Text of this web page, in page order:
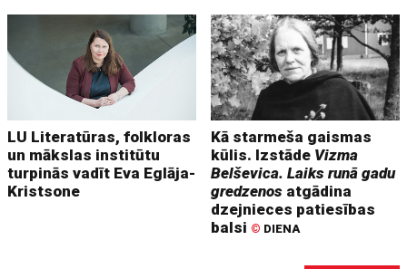
LU Literatūras, folkloras
un mākslas institūtu
turpinās vadīt Eva Eglāja-
Kristsone
Kā starmeša gaismas
kūlis. Izstāde Vizma
Belševica. Laiks runā gadu
gredzenos atgādina
dzejnieces patiesības
balsi © DIENA